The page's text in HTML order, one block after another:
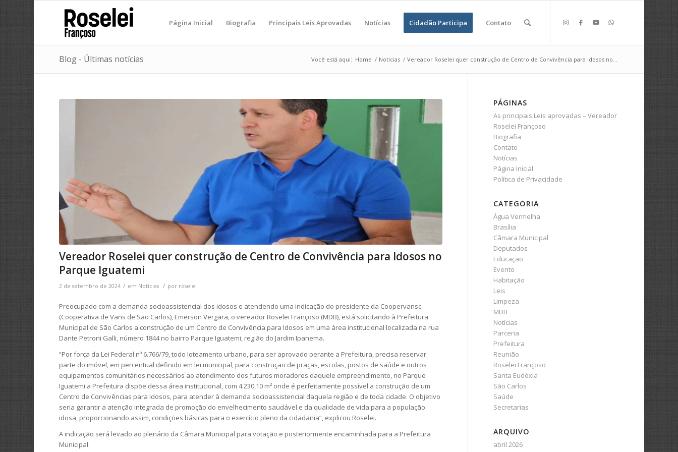
Página Inicial Biografia Principais Leis Aprovadas Notícias Cidadão Participa Contato
Blog - Últimas notícias Você está aqui: Home / Notícias / Vereador Roselei quer construção de Centro de Convivência para Idosos no...
Vereador Roselei quer construção de Centro de Convivência para Idosos no
Parque Iguatemi
2 de setembro de 2024 / em Notícias / por roselei
Preocupado com a demanda socioassistencial dos idosos e atendendo uma indicação do presidente da Coopervansc
(Cooperativa de Vans de São Carlos), Emerson Vergara, o vereador Roselei Françoso (MDB), está solicitando à Prefeitura
Municipal de São Carlos a construção de um Centro de Convivência para Idosos em uma área institucional localizada na rua
Dante Petroni Galli, número 1844 no bairro Parque Iguatemi, região do Jardim Ipanema.
“Por força da Lei Federal nº 6.766/79, todo loteamento urbano, para ser aprovado perante a Prefeitura, precisa reservar
parte do imóvel, em percentual definido em lei municipal, para construção de praças, escolas, postos de saúde e outros
equipamentos comunitários necessários ao atendimento dos futuros moradores daquele empreendimento, no Parque
Iguatemi a Prefeitura dispõe dessa área institucional, com 4.230,10 m² onde é perfeitamente possível a construção de um
Centro de Convivências para Idosos, para atender à demanda socioassistencial daquela região e de toda cidade. O objetivo
seria garantir a atenção integrada de promoção do envelhecimento saudável e da qualidade de vida para a população
idosa, proporcionando assim, condições básicas para o exercício pleno da cidadania”, explicou Roselei.
A indicação será levado ao plenário da Câmara Municipal para votação e posteriormente encaminhada para a Prefeitura
Municipal.
PÁGINAS
As principais Leis aprovadas – Vereador
Roselei Françoso
Biografia
Contato
Notícias
Página Inicial
Política de Privacidade
CATEGORIA
Água Vermelha
Brasília
Câmara Municipal
Deputados
Educação
Evento
Habitação
Leis
Limpeza
MDB
Notícias
Parceria
Prefeitura
Reunião
Roselei Françoso
Santa Eudóxia
São Carlos
Saúde
Secretarias
ARQUIVO
abril 2026